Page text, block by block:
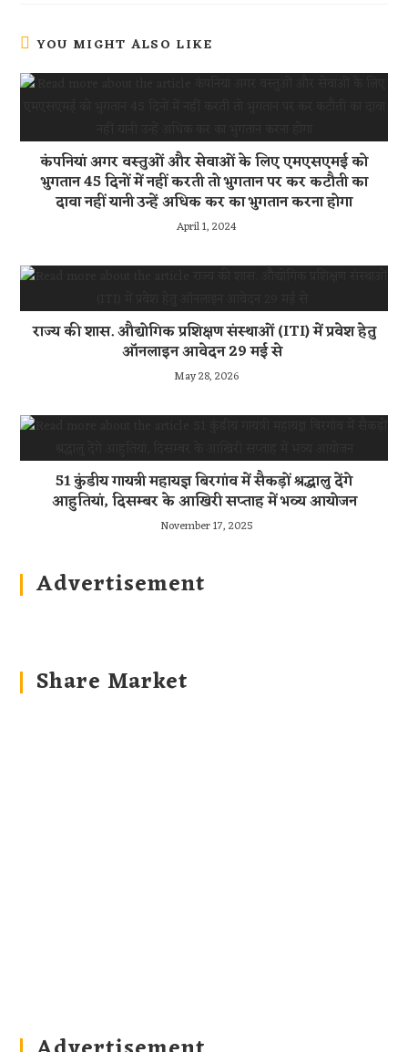
YOU MIGHT ALSO LIKE
कंपनियां अगर वस्तुओं और सेवाओं के लिए एमएसएमई को
भुगतान 45 दिनों में नहीं करती तो भुगतान पर कर कटौती का
दावा नहीं यानी उन्हें अधिक कर का भुगतान करना होगा
April 1, 2024
राज्य की शास. औद्योगिक प्रशिक्षण संस्थाओं (ITI) में प्रवेश हेतु
ऑनलाइन आवेदन 29 मई से
May 28, 2026
51 कुंडीय गायत्री महायज्ञ बिरगांव में सैकड़ों श्रद्धालु देंगे
आहुतियां, दिसम्बर के आखिरी सप्ताह में भव्य आयोजन
November 17, 2025
Advertisement
Share Market